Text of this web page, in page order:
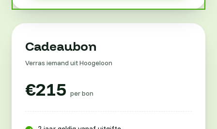
Cadeaubon
Verras iemand uit Hoogeloon
€215 per bon